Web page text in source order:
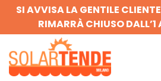
SI AVVISA LA GENTILE
RIMARRÀ CHIUSO DALL’1